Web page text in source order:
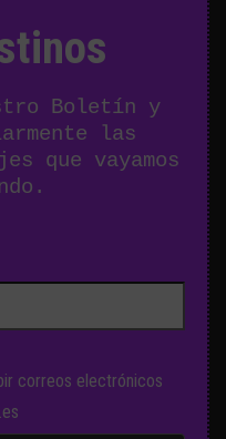
Boletín y
las
que vayamos
correos electrónicos